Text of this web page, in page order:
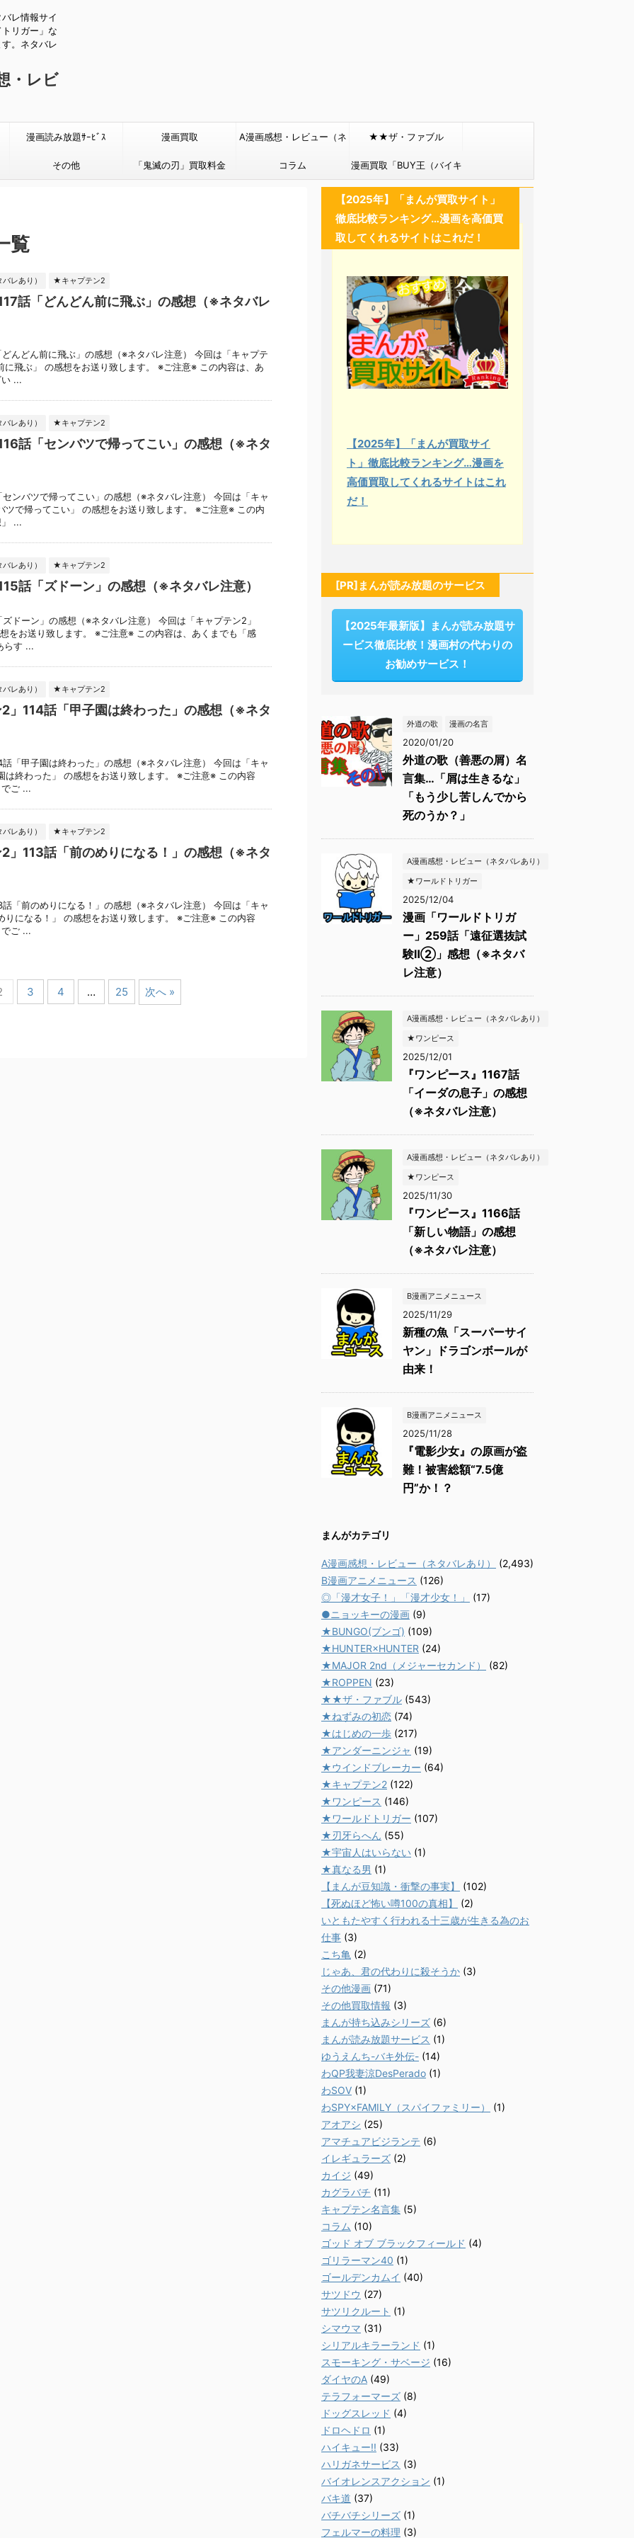
レ情報サイ
リガー」な
。ネタバレ
・レビ
漫画読み放題ｻｰﾋﾞｽ 漫画買取 A漫画感想・レビュー（ネ
タバレあり）
★★ザ・ファブル
その他 「鬼滅の刃」買取料金 コラム 漫画買取「BUY王（バイキ
ング）」
覧
レあり） ★キャプテン2
話「どんどん前に飛ぶ」の感想（※ネタバレ
どんどん前に飛ぶ」の感想（※ネタバレ注意） 今回は「キャプテ
に飛ぶ」 の感想をお送り致します。 ※ご注意※ この内容は、あ
い ...
レあり） ★キャプテン2
話「センバツで帰ってこい」の感想（※ネタ
センバツで帰ってこい」の感想（※ネタバレ注意） 今回は「キャ
ツで帰ってこい」 の感想をお送り致します。 ※ご注意※ この内
...
レあり） ★キャプテン2
話「ズドーン」の感想（※ネタバレ注意）
ズドーン」の感想（※ネタバレ注意） 今回は「キャプテン2」
をお送り致します。 ※ご注意※ この内容は、あくまでも「感
らす ...
レあり） ★キャプテン2
」114話「甲子園は終わった」の感想（※ネタ
「甲子園は終わった」の感想（※ネタバレ注意） 今回は「キャ
は終わった」 の感想をお送り致します。 ※ご注意※ この内容
ご ...
レあり） ★キャプテン2
」113話「前のめりになる！」の感想（※ネタ
「前のめりになる！」の感想（※ネタバレ注意） 今回は「キャ
りになる！」 の感想をお送り致します。 ※ご注意※ この内容
ご ...
3 4 … 25 次へ »
【2025年】「まんが買取サイト」
徹底比較ランキング…漫画を高価買
取してくれるサイトはこれだ！
【2025年】「まんが買取サイ
ト」徹底比較ランキング…漫画を
高価買取してくれるサイトはこれ
だ！
[PR]まんが読み放題のサービス
【2025年最新版】まんが読み放題サ
ービス徹底比較！漫画村の代わりの
お勧めサービス！
外道の歌 漫画の名言
2020/01/20
外道の歌（善悪の屑）名
言集…「屑は生きるな」
「もう少し苦しんでから
死のうか？」
A漫画感想・レビュー（ネタバレあり）
★ワールドトリガー
2025/12/04
漫画「ワールドトリガ
ー」259話「遠征選抜試
験Ⅱ②」感想（※ネタバ
レ注意）
A漫画感想・レビュー（ネタバレあり）
★ワンピース
2025/12/01
『ワンピース』1167話
「イーダの息子」の感想
（※ネタバレ注意）
A漫画感想・レビュー（ネタバレあり）
★ワンピース
2025/11/30
『ワンピース』1166話
「新しい物語」の感想
（※ネタバレ注意）
B漫画アニメニュース
2025/11/29
新種の魚「スーパーサイ
ヤン」ドラゴンボールが
由来！
B漫画アニメニュース
2025/11/28
『電影少女』の原画が盗
難！被害総額“7.5億
円”か！？
まんがカテゴリ
A漫画感想・レビュー（ネタバレあり）
(2,493)
B漫画アニメニュース (126)
◎「漫才女子！」「漫才少女！」
(17)
●ニョッキーの漫画 (9)
★BUNGO(ブンゴ) (109)
★HUNTER×HUNTER (24)
★MAJOR 2nd（メジャーセカンド）
(82)
★ROPPEN (23)
★★ザ・ファブル (543)
★ねずみの初恋 (74)
★はじめの一歩 (217)
★アンダーニンジャ (19)
★ウインドブレーカー (64)
★キャプテン2 (122)
★ワンピース (146)
★ワールドトリガー (107)
★刃牙らへん (55)
★宇宙人はいらない (1)
★真なる男 (1)
【まんが豆知識・衝撃の事実】
(102)
【死ぬほど怖い噂100の真相】
(2)
いともたやすく行われる十三歳が生きる為のお
仕事 (3)
こち亀 (2)
じゃあ、君の代わりに殺そうか (3)
その他漫画 (71)
その他買取情報 (3)
まんが持ち込みシリーズ (6)
まんが読み放題サービス (1)
ゆうえんち-バキ外伝- (14)
わQP我妻涼DesPerado (1)
わSOV (1)
わSPY×FAMILY（スパイファミリー）
(1)
アオアシ (25)
アマチュアビジランテ (6)
イレギュラーズ (2)
カイジ (49)
カグラバチ (11)
キャプテン名言集 (5)
コラム (10)
ゴッド オブ ブラックフィールド (4)
ゴリラーマン40 (1)
ゴールデンカムイ (40)
サツドウ (27)
サツリクルート (1)
シマウマ (31)
シリアルキラーランド (1)
スモーキング・サベージ (16)
ダイヤのA (49)
テラフォーマーズ (8)
ドッグスレッド (4)
ドロヘドロ (1)
ハイキュー!! (33)
ハリガネサービス (3)
バイオレンスアクション (1)
バキ道 (37)
バチバチシリーズ (1)
フェルマーの料理 (3)